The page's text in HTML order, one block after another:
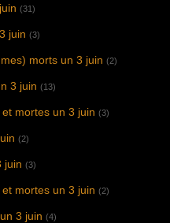
(31)
juin (3)
morts un 3 juin (2)
3 juin (13)
mortes un 3 juin (3)
(2)
juin (3)
mortes un 3 juin (2)
3 juin (4)